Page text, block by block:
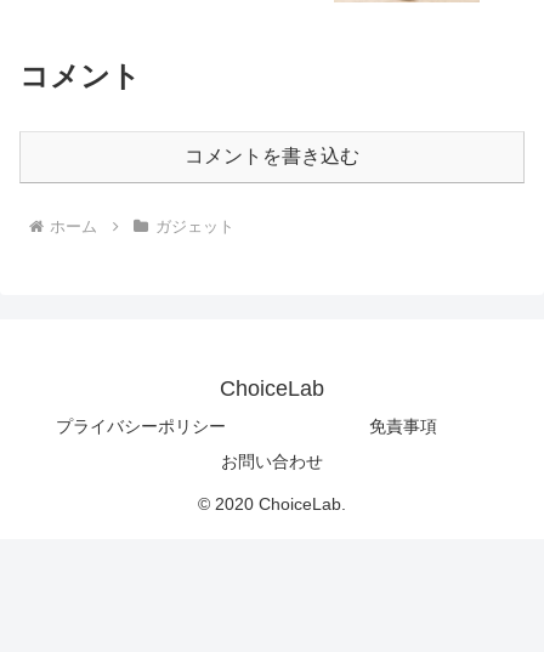
コメント
コメントを書き込む
ホーム ガジェット
ChoiceLab
プライバシーポリシー
免責事項
お問い合わせ
© 2020 ChoiceLab.